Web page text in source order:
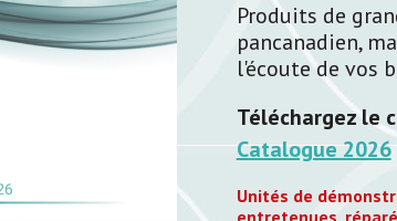
Produits de
pancanadien,
l'écoute de vos
Téléchargez le
Catalogue 2026
Unités de